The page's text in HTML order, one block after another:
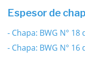
Espesor de
- Chapa: BWG N°
- Chapa: BWG N°